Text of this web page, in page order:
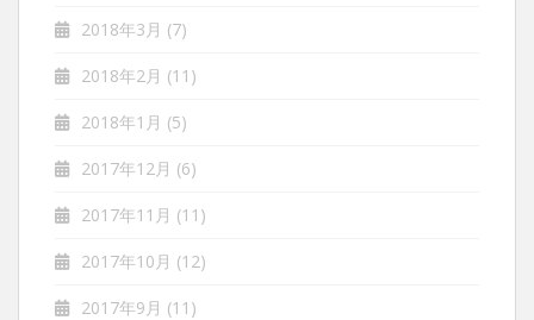
2018年3月 (7)
2018年2月 (11)
2018年1月 (5)
2017年12月 (6)
2017年11月 (11)
2017年10月 (12)
2017年9月 (11)